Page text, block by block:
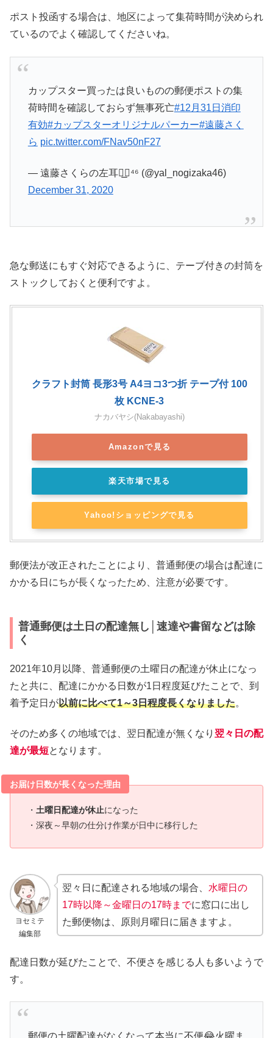
ポスト投函する場合は、地区によって集荷時間が決められ
ているのでよく確認してくださいね。
カップスター買ったは良いものの郵便ポストの集
荷時間を確認しておらず無事死亡#12月31日消印
有効#カップスターオリジナルパーカー#遠藤さく
ら pic.twitter.com/FNav50nF27
— 遠藤さくらの左耳◢͟￨⁴⁶ (@yal_nogizaka46)
December 31, 2020
急な郵送にもすぐ対応できるように、テープ付きの封筒を
ストックしておくと便利ですよ。
クラフト封筒 長形3号 A4ヨコ3つ折 テープ付 100
枚 KCNE-3
ナカバヤシ(Nakabayashi)
Amazonで見る
楽天市場で見る
Yahoo!ショッピングで見る
郵便法が改正されたことにより、普通郵便の場合は配達に
かかる日にちが長くなったため、注意が必要です。
普通郵便は土日の配達無し│速達や書留などは除
く
2021年10月以降、普通郵便の土曜日の配達が休止になっ
たと共に、配達にかかる日数が1日程度延びたことで、到
着予定日が以前に比べて1～3日程度長くなりました。
そのため多くの地域では、翌日配達が無くなり 翌々日の配
達が最短となります。
お届け日数が長くなった理由
・ 土曜日配達が休止になった
・深夜～早朝の仕分け作業が日中に移行した
ヨセミテ
編集部
翌々日に配達される地域の場合、 水曜日の
17時以降～金曜日の17時までに窓口に出し
た郵便物は、原則月曜日に届きますよ。
配達日数が延びたことで、不便さを感じる人も多いようで
す。
郵便の土曜配達がなくなって本当に不便😂火曜ま